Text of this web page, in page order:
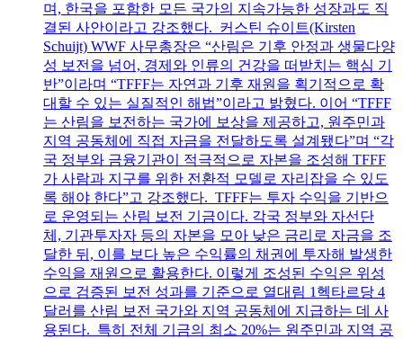
며, 한국을 포함한 모든 국가의 지속가능한 성장과도 직
결된 사안이라고 강조했다. 커스틴 슈이트(Kirsten
Schuijt) WWF 사무총장은 “산림은 기후 안정과 생물다양
성 보전을 넘어, 경제와 인류의 건강을 떠받치는 핵심 기
반”이라며 “TFFF는 자연과 기후 재원을 획기적으로 확
대할 수 있는 실질적인 해법”이라고 밝혔다. 이어 “TFFF
는 산림을 보전하는 국가에 보상을 제공하고, 원주민과
지역 공동체에 직접 자금을 전달하도록 설계됐다”며 “각
국 정부와 금융기관이 적극적으로 자본을 조성해 TFFF
가 사람과 지구를 위한 전환적 모델로 자리잡을 수 있도
록 해야 한다”고 강조했다. TFFF는 투자 수익을 기반으
로 운영되는 산림 보전 기금이다. 각국 정부와 자선단
체, 기관투자자 등의 자본을 모아 낮은 금리로 자금을 조
달한 뒤, 이를 보다 높은 수익률의 채권에 투자해 발생한
수익을 재원으로 활용한다. 이렇게 조성된 수익은 위성
으로 검증된 보전 성과를 기준으로 열대림 1헥타르당 4
달러를 산림 보전 국가와 지역 공동체에 지급하는 데 사
용된다. 특히 전체 기금의 최소 20%는 원주민과 지역 공